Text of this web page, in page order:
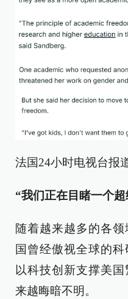
法国24小时电视台报
“我们正在目睹一个
随着越来越多的各
国曾经傲视全球的
以科技创新支撑美
来越晦暗不明。